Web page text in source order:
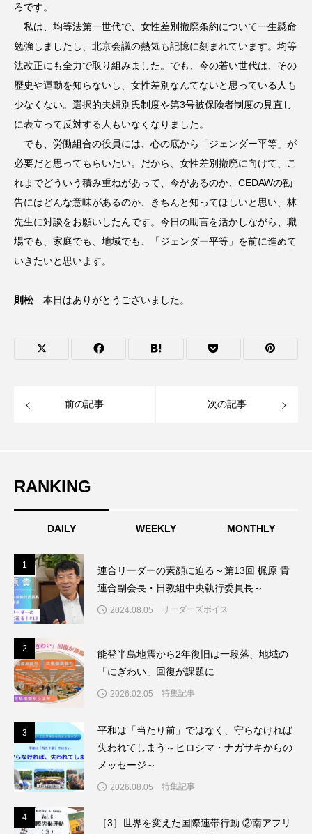
ろです。
私は、均等法第一世代で、女性差別撤廃条約について一生懸命
勉強しましたし、北京会議の熱気も記憶に刻まれています。均等
法改正にも全力で取り組みました。でも、今の若い世代は、その
歴史や運動を知らないし、女性差別なんてないと思っている人も
少なくない。選択的夫婦別氏制度や第3号被保険者制度の見直し
に表立って反対する人もいなくなりました。
でも、労働組合の役員には、心の底から「ジェンダー平等」が
必要だと思ってもらいたい。だから、女性差別撤廃に向けて、こ
れまでどういう積み重ねがあって、今があるのか、CEDAWの勧
告にはどんな意味があるのか、きちんと知ってほしいと思い、林
先生に対談をお願いしたんです。今日の助言を活かしながら、職
場でも、家庭でも、地域でも、「ジェンダー平等」を前に進めて
いきたいと思います。
則松本日はありがとうございました。
前の記事 次の記事
RANKING
DAILY WEEKLY MONTHLY
1
連合リーダーの素顔に迫る～第13回 梶原 貴
連合副会長・日教組中央執行委員長～
2024.08.05 リーダーズボイス
2
能登半島地震から2年復旧は一段落、地域の
「にぎわい」回復が課題に
2026.02.05 特集記事
3
平和は「当たり前」ではなく、守らなければ
失われてしまう～ヒロシマ・ナガサキからの
メッセージ～
2026.08.05 特集記事
4
［3］世界を変えた国際連帯行動 ②南アフリ